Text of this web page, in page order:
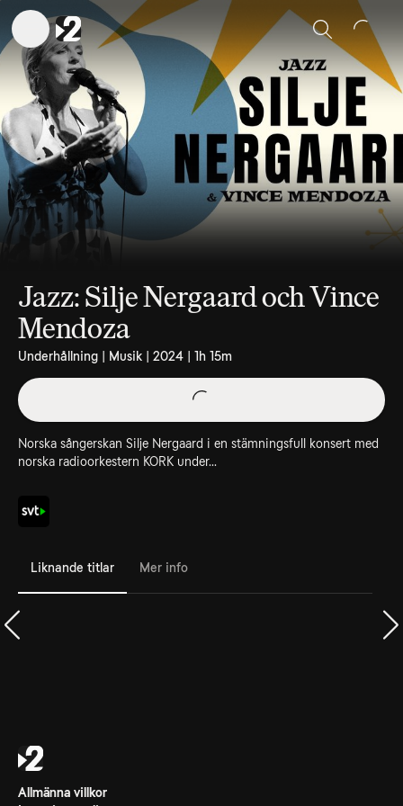
Sök
Jazz: Silje Nergaard och Vince
Mendoza
Underhållning | Musik | 2024 | 1h 15m
Norska sångerskan Silje Nergaard i en stämningsfull konsert med
norska radioorkestern KORK under...
Liknande titlar Mer info
Allmänna villkor